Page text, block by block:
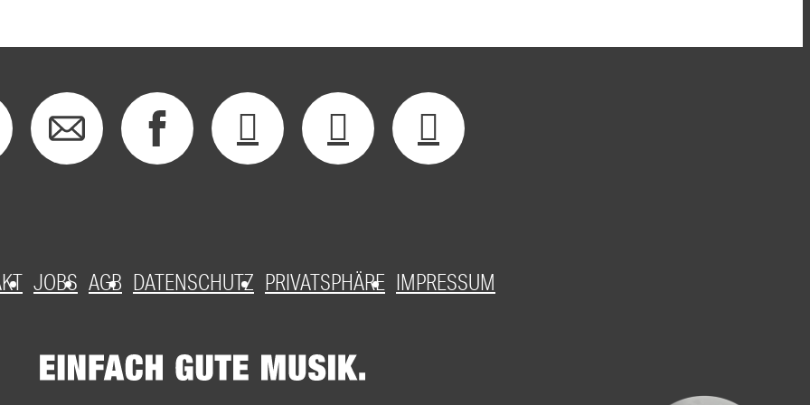
JOBS AGB DATENSCHUTZ PRIVATSPHÄRE IMPRESSUM